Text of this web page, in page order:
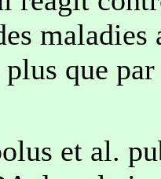
que
et al.